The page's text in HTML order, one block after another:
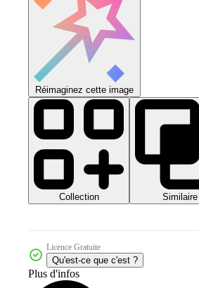
Réimaginez cette image
Collection Similaire
Licence Gratuite
Qu'est-ce que c'est ?
Plus d'infos